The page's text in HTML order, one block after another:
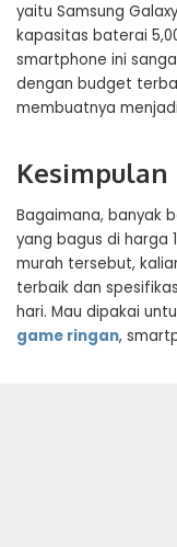
yaitu Samsung
kapasitas baterai
smartphone ini
dengan budget
membuatnya
Kesimpulan
Bagaimana, banyak
yang bagus di harga
murah tersebut,
terbaik dan
hari. Mau dipakai
game ringan,